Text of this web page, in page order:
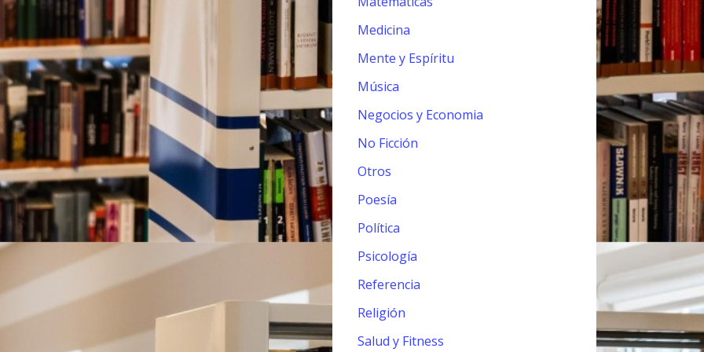
Medicina
Mente y Espíritu
Música
Negocios y Economia
No Ficción
Otros
Poesía
Política
Psicología
Referencia
Religión
Salud y Fitness